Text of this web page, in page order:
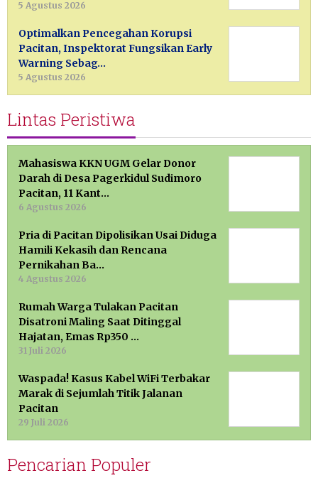
5 Agustus 2026
Optimalkan Pencegahan Korupsi
Pacitan, Inspektorat Fungsikan Early
Warning Sebag…
5 Agustus 2026
Lintas Peristiwa
Mahasiswa KKN UGM Gelar Donor
Darah di Desa Pagerkidul Sudimoro
Pacitan, 11 Kant…
6 Agustus 2026
Pria di Pacitan Dipolisikan Usai Diduga
Hamili Kekasih dan Rencana
Pernikahan Ba…
4 Agustus 2026
Rumah Warga Tulakan Pacitan
Disatroni Maling Saat Ditinggal
Hajatan, Emas Rp350 …
31 Juli 2026
Waspada! Kasus Kabel WiFi Terbakar
Marak di Sejumlah Titik Jalanan
Pacitan
29 Juli 2026
Pencarian Populer